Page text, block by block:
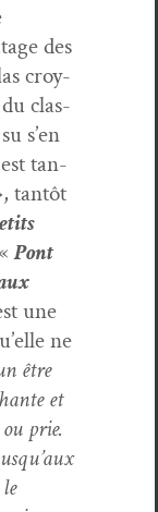
des
croy­
du clas­
s’en
est tan­
tan­tôt
Pont
une
ne
être
et
prie.